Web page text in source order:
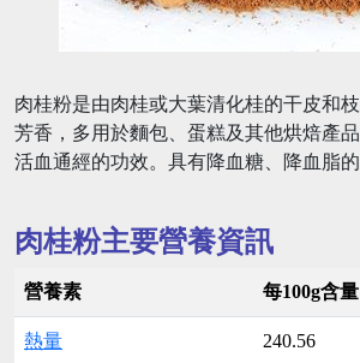
肉桂粉是由肉桂或大葉清化桂的干皮和
芳香，多用於麵包、蛋糕及其他烘焙產
活血通經的功效。具有降血糖、降血脂的
肉桂粉主要營養資訊
營養素 每100g含量
熱量 240.56